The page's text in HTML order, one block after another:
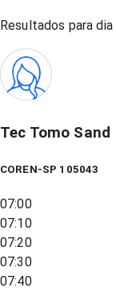
Resultados para dia
Tec Tomo Sand
COREN-SP 105043
07:00
07:10
07:20
07:30
07:40